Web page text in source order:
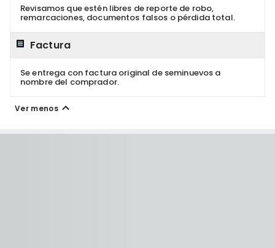
Revisamos que estén libres de reporte de robo,
remarcaciones, documentos falsos o pérdida total.
Factura
Se entrega con factura original de seminuevos a
nombre del comprador.
Ver menos